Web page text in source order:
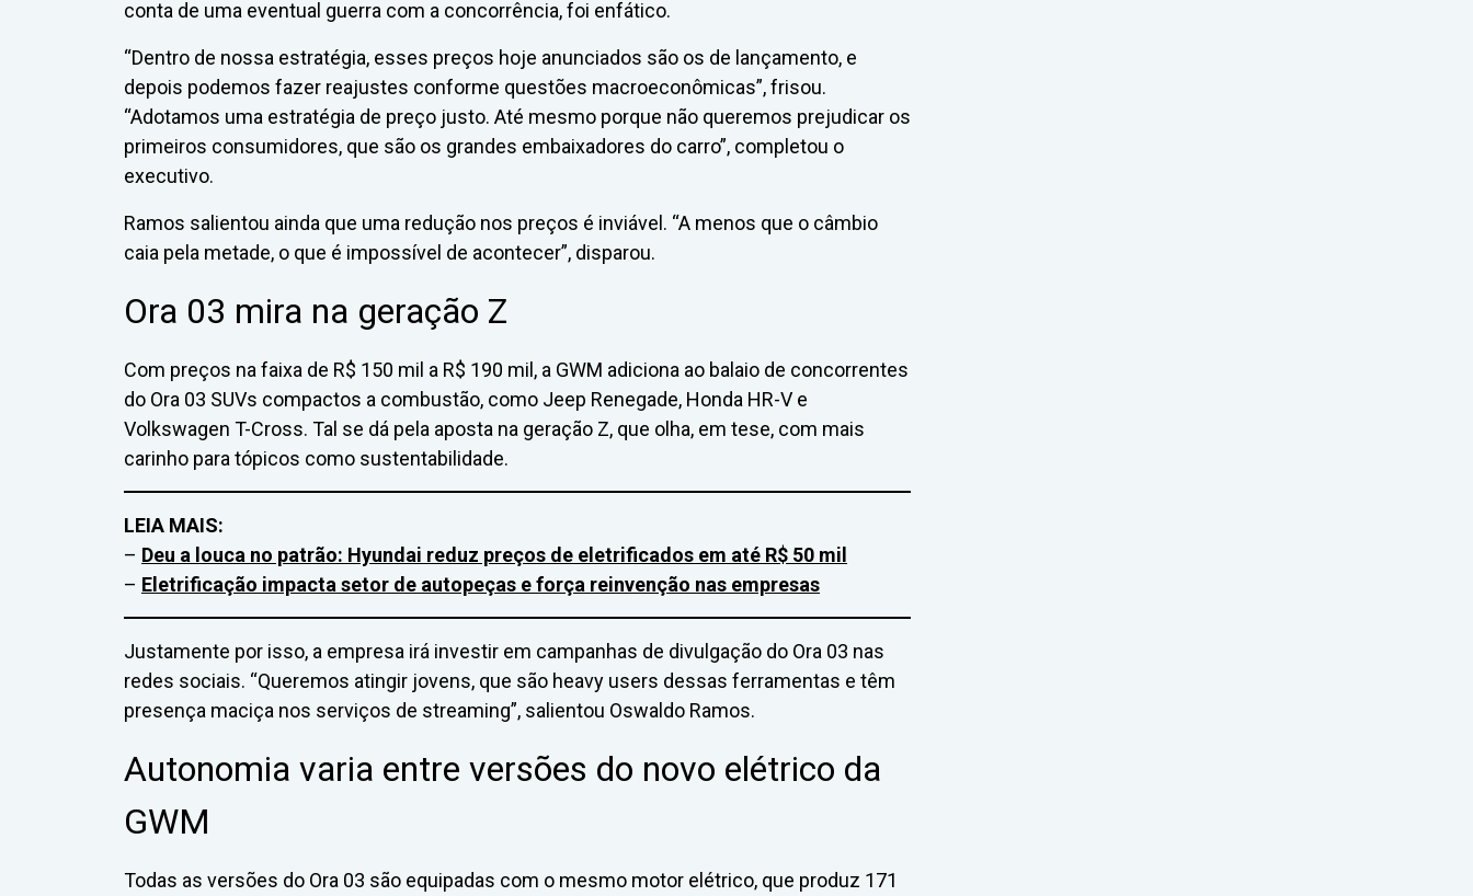
conta de uma eventual guerra com a concorrência, foi enfático.
“Dentro de nossa estratégia, esses preços hoje anunciados são os de lançamento, e
depois podemos fazer reajustes conforme questões macroeconômicas”, frisou.
“Adotamos uma estratégia de preço justo. Até mesmo porque não queremos prejudicar os
primeiros consumidores, que são os grandes embaixadores do carro”, completou o
executivo.
Ramos salientou ainda que uma redução nos preços é inviável. “A menos que o câmbio
caia pela metade, o que é impossível de acontecer”, disparou.
Ora 03 mira na geração Z
Com preços na faixa de R$ 150 mil a R$ 190 mil, a GWM adiciona ao balaio de concorrentes
do Ora 03 SUVs compactos a combustão, como Jeep Renegade, Honda HR-V e
Volkswagen T-Cross. Tal se dá pela aposta na geração Z, que olha, em tese, com mais
carinho para tópicos como sustentabilidade.
LEIA MAIS:
– Deu a louca no patrão: Hyundai reduz preços de eletrificados em até R$ 50 mil
– Eletrificação impacta setor de autopeças e força reinvenção nas empresas
Justamente por isso, a empresa irá investir em campanhas de divulgação do Ora 03 nas
redes sociais. “Queremos atingir jovens, que são heavy users dessas ferramentas e têm
presença maciça nos serviços de streaming”, salientou Oswaldo Ramos.
Autonomia varia entre versões do novo elétrico da
GWM
Todas as versões do Ora 03 são equipadas com o mesmo motor elétrico, que produz 171